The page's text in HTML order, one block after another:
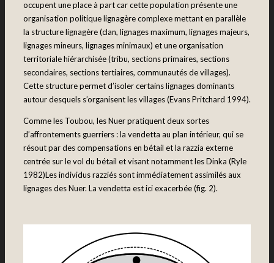
occupent une place à part car cette population présente une
organisation politique lignagère complexe mettant en parallèle
la structure lignagère (clan, lignages maximum, lignages majeurs,
lignages mineurs, lignages minimaux) et une organisation
territoriale hiérarchisée (tribu, sections primaires, sections
secondaires, sections tertiaires, communautés de villages).
Cette structure permet d’isoler certains lignages dominants
autour desquels s’organisent les villages (Evans Pritchard 1994).
Comme les Toubou, les Nuer pratiquent deux sortes
d’affrontements guerriers : la vendetta au plan intérieur, qui se
résout par des compensations en bétail et la razzia externe
centrée sur le vol du bétail et visant notamment les Dinka (Ryle
1982)Les individus razziés sont immédiatement assimilés aux
lignages des Nuer. La vendetta est ici exacerbée (fig. 2).